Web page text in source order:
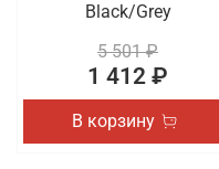
Black/Grey
5 501 ₽
1 412 ₽
В корзину